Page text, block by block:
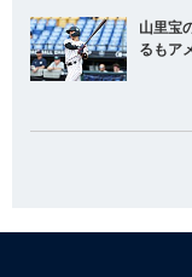
山里宝
るもア